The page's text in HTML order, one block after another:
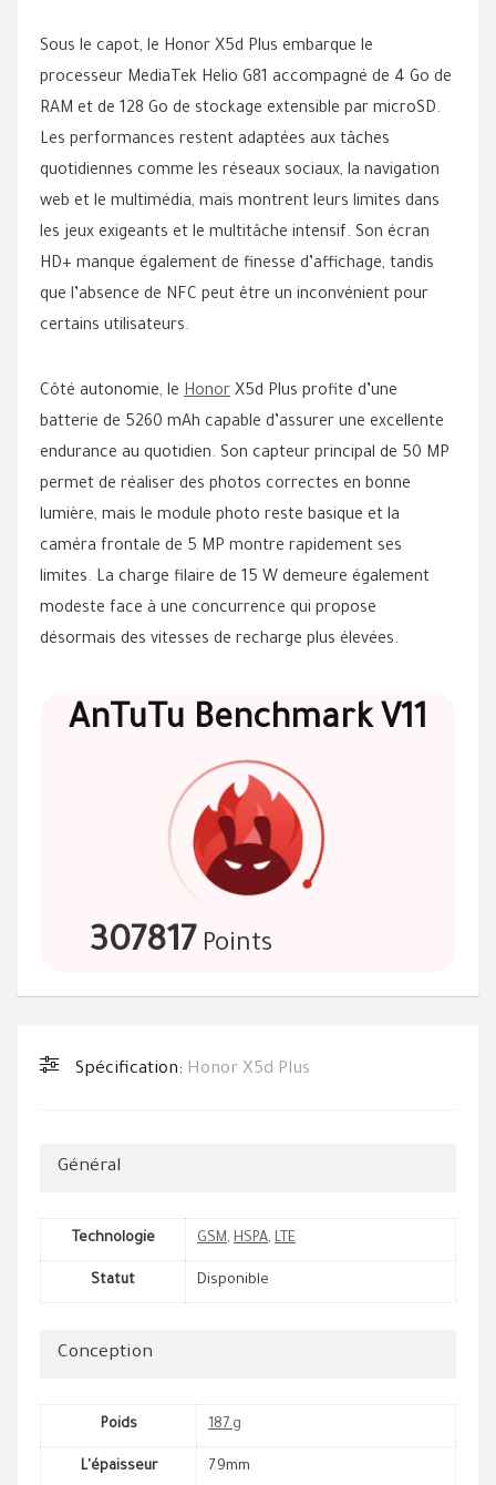
Sous le capot, le Honor X5d Plus embarque le
processeur MediaTek Helio G81 accompagné de 4 Go de
RAM et de 128 Go de stockage extensible par microSD.
Les performances restent adaptées aux tâches
quotidiennes comme les réseaux sociaux, la navigation
web et le multimédia, mais montrent leurs limites dans
les jeux exigeants et le multitâche intensif. Son écran
HD+ manque également de finesse d’affichage, tandis
que l’absence de NFC peut être un inconvénient pour
certains utilisateurs.
Côté autonomie, le Honor X5d Plus profite d’une
batterie de 5260 mAh capable d’assurer une excellente
endurance au quotidien. Son capteur principal de 50 MP
permet de réaliser des photos correctes en bonne
lumière, mais le module photo reste basique et la
caméra frontale de 5 MP montre rapidement ses
limites. La charge filaire de 15 W demeure également
modeste face à une concurrence qui propose
désormais des vitesses de recharge plus élevées.
AnTuTu Benchmark V11
307817 Points
Spécification: Honor X5d Plus
Général
Technologie GSM, HSPA, LTE
Statut Disponible
Conception
Poids 187 g
L'épaisseur 7.9mm